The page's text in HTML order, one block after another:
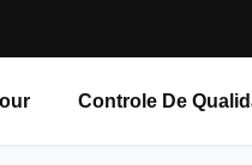
Controle De